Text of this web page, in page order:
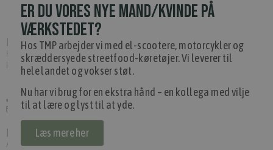
Kontakt os
Har du brug for hjælp?
Hvis du har spørgsmål eller har brug for hjælp, kontakt venligst
kundeservice.
+45 97 74 07 33
info@tmp.dk
Levering
Afslut din ordre inden 14.00, og vi leverer dine vare først følgende
ER DU VORES NYE MAND/KVINDE PÅ
VÆRKSTEDET?
Hos TMP arbejder vi med el-scootere, motorcykler og
skræddersyede streetfood-køretøjer. Vi leverer til
hele landet og vokser støt.
Nu har vi brug for en ekstra hånd – en kollega med vilje
til at lære og lyst til at yde.
Læs mere her